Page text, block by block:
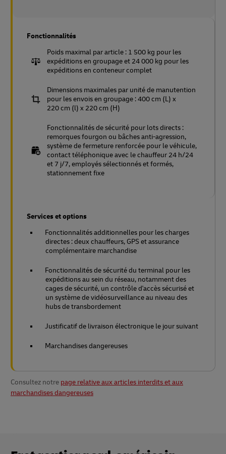
Fonctionnalités
Poids maximal par article : 1 500 kg pour les
expéditions en groupage et 24 000 kg pour les
expéditions en conteneur complet
Dimensions maximales par unité de manutention
pour les envois en groupage : 400 cm (L) x
220 cm (l) x 220 cm (H)
Fonctionnalités de sécurité pour lots directs :
remorques fourgon ou bâches anti-agression,
système de fermeture renforcée pour le véhicule,
contact téléphonique avec le chauffeur 24 h/24
et 7 j/7, employés sélectionnés et formés,
stationnement fixe
Services et options
Fonctionnalités additionnelles pour les charges
directes : deux chauffeurs, GPS et assurance
complémentaire marchandise
Fonctionnalités de sécurité du terminal pour les
expéditions au sein du réseau, notamment des
cages de sécurité, un contrôle d'accès sécurisé et
un système de vidéosurveillance au niveau des
hubs de transbordement
Justificatif de livraison électronique le jour suivant
Marchandises dangereuses
Consultez notre page relative aux articles interdits et aux
marchandises dangereuses